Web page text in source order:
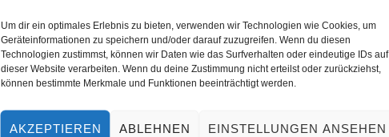
Um dir ein optimales Erlebnis zu bieten, verwenden wir Technologien wie Cookies, um
Geräteinformationen zu speichern und/oder darauf zuzugreifen. Wenn du diesen
Technologien zustimmst, können wir Daten wie das Surfverhalten oder eindeutige IDs auf
dieser Website verarbeiten. Wenn du deine Zustimmung nicht erteilst oder zurückziehst,
können bestimmte Merkmale und Funktionen beeinträchtigt werden.
AKZEPTIEREN ABLEHNEN EINSTELLUNGEN ANSEHEN